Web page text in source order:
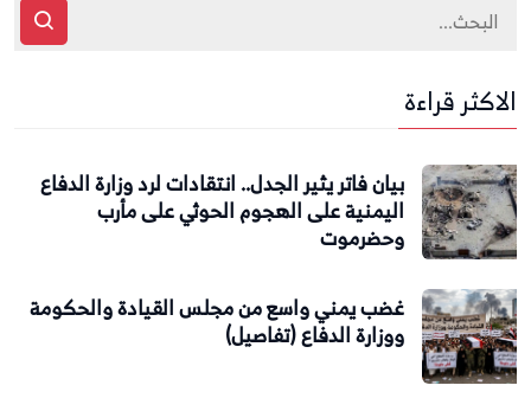
الاكثر قراءة
بيان فاتر يثير الجدل.. انتقادات لرد وزارة الدفاع
اليمنية على الهجوم الحوثي على مأرب
وحضرموت
غضب يمني واسع من مجلس القيادة والحكومة
ووزارة الدفاع (تفاصيل)